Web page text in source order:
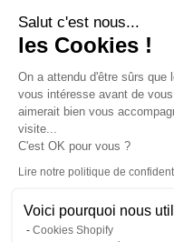
Salut c'est nous...
les Cookies !
On a attendu d'être sûrs que
vous intéresse avant de
aimerait bien vous
visite...
C'est OK pour vous ?
Lire notre politique de
Voici pourquoi nous
Cookies Shopify
newsletter.*